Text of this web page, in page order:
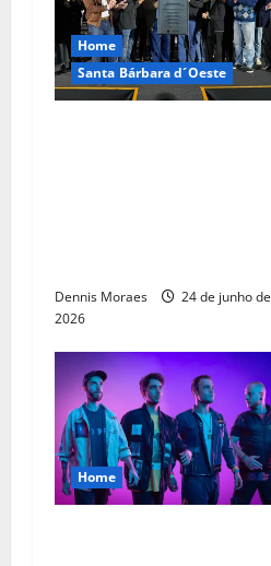
Home
Santa Bárbara d´Oeste
Dennis Moraes
24 de junho de
2026
Home